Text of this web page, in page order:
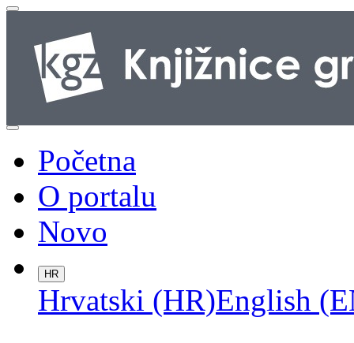
Početna
O portalu
Novo
HR
Hrvatski (HR)English